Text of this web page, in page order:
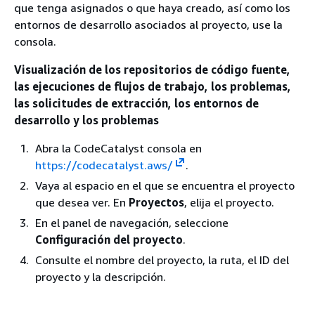
que tenga asignados o que haya creado, así como los
entornos de desarrollo asociados al proyecto, use la
consola.
Visualización de los repositorios de código fuente,
las ejecuciones de flujos de trabajo, los problemas,
las solicitudes de extracción, los entornos de
desarrollo y los problemas
Abra la CodeCatalyst consola en
https://codecatalyst.aws/
.
Vaya al espacio en el que se encuentra el proyecto
que desea ver. En Proyectos, elija el proyecto.
En el panel de navegación, seleccione
Configuración del proyecto.
Consulte el nombre del proyecto, la ruta, el ID del
proyecto y la descripción.